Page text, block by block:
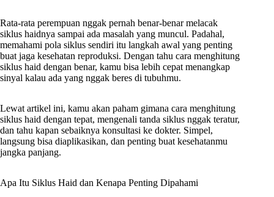
Rata-rata perempuan nggak pernah benar-benar melacak
siklus haidnya sampai ada masalah yang muncul. Padahal,
memahami pola siklus sendiri itu langkah awal yang penting
buat jaga kesehatan reproduksi. Dengan tahu cara menghitung
siklus haid dengan benar, kamu bisa lebih cepat menangkap
sinyal kalau ada yang nggak beres di tubuhmu.
Lewat artikel ini, kamu akan paham gimana cara menghitung
siklus haid dengan tepat, mengenali tanda siklus nggak teratur,
dan tahu kapan sebaiknya konsultasi ke dokter. Simpel,
langsung bisa diaplikasikan, dan penting buat kesehatanmu
jangka panjang.
Apa Itu Siklus Haid dan Kenapa Penting Dipahami